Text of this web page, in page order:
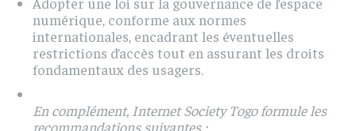
numérique, conforme aux normes
internationales, encadrant les éventuelles
restrictions d’accès tout en assurant les droits
fondamentaux des usagers.
En complément, Internet Society Togo formule les
recommandations suivantes :